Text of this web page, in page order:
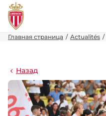
Главная страница Actualités
Назад